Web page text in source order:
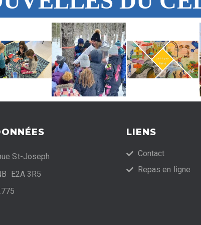
St-Joseph
E2A 3R5
LIENS
Contact
Repas en ligne